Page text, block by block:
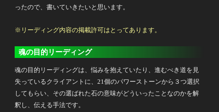
ったので、書いていきたいと思います。
※リーディング内容の掲載許可はとってあります。
魂の目的リーディング
魂の目的リーディングは、悩みを抱えていたり、進むべき道を見
失っているクライアントに、21個のパワーストーンから３つ選択
してもらい、その選ばれた石の意味がどういったことなのかを解
釈し、伝える手法です。